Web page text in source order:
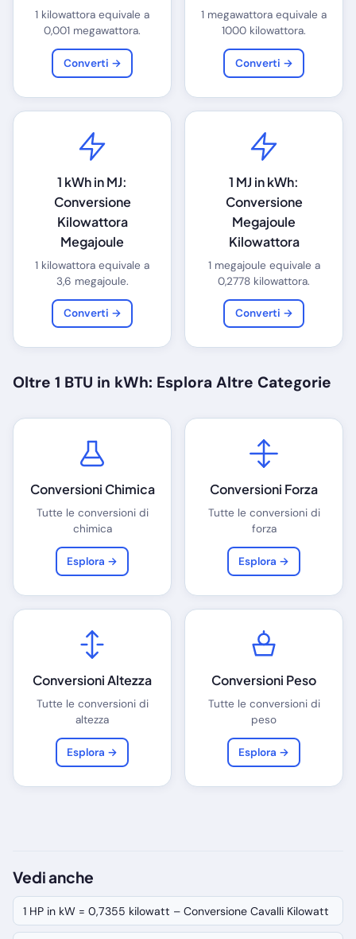
1 kilowattora equivale a
0,001 megawattora.
Converti →
1 megawattora equivale a
1000 kilowattora.
Converti →
1 kWh in MJ:
Conversione
Kilowattora
Megajoule
1 kilowattora equivale a
3,6 megajoule.
Converti →
1 MJ in kWh:
Conversione
Megajoule
Kilowattora
1 megajoule equivale a
0,2778 kilowattora.
Converti →
Oltre 1 BTU in kWh: Esplora Altre Categorie
Conversioni Chimica
Tutte le conversioni di
chimica
Esplora →
Conversioni Forza
Tutte le conversioni di
forza
Esplora →
Conversioni Altezza
Tutte le conversioni di
altezza
Esplora →
Conversioni Peso
Tutte le conversioni di
peso
Esplora →
Vedi anche
1 HP in kW = 0,7355 kilowatt – Conversione Cavalli Kilowatt